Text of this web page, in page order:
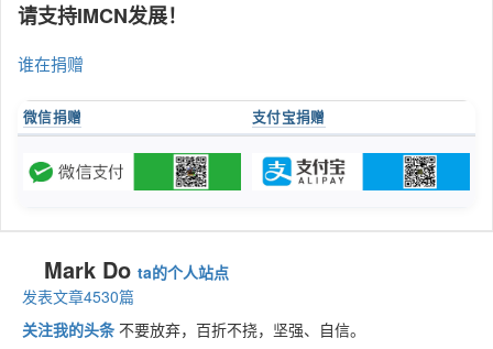
请支持IMCN发展！
谁在捐赠
微信捐赠 支付宝捐赠
Mark Do ta的个人站点
发表文章4530篇
关注我的头条 不要放弃，百折不挠，坚强、自信。